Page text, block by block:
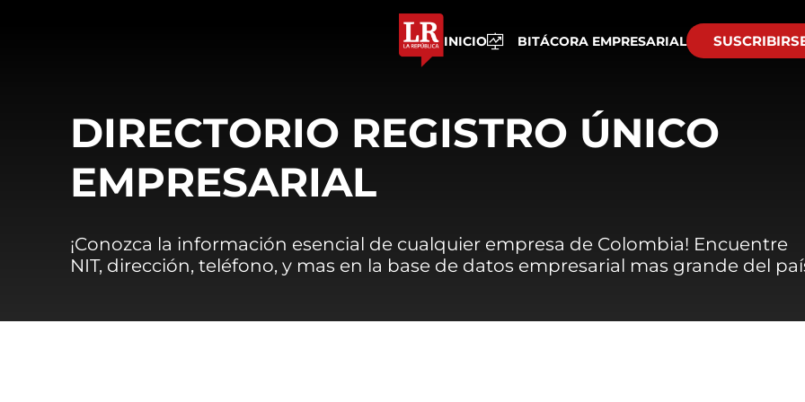
INICIO BITÁCORA EMPRESARIAL
DIRECTORIO REGISTRO ÚNICO
EMPRESARIAL
¡Conozca la información esencial de cualquier empresa de Colombia! Encuentre
NIT, dirección, teléfono, y mas en la base de datos empresarial mas grande del